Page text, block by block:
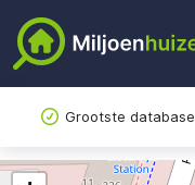
Grootste